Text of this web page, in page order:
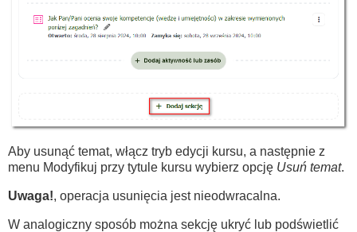
Aby usunąć temat, włącz tryb edycji kursu, a następnie z
menu Modyfikuj przy tytule kursu wybierz opcję Usuń temat.
Uwaga!, operacja usunięcia jest nieodwracalna.
W analogiczny sposób można sekcję ukryć lub podświetlić